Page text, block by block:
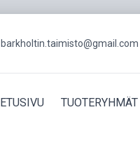
barkholtin.taimisto@gmail.com
ETUSIVU TUOTERYHMÄT